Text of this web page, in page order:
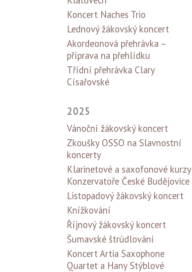
Koncert Naches Trio
Lednový žákovský koncert
Akordeonová přehrávka –
příprava na přehlídku
Třídní přehrávka Clary
Císařovské
2025
Vánoční žákovský koncert
Zkoušky OSSO na Slavnostní
koncerty
Klarinetové a saxofonové kurzy
Konzervatoře České Budějovice
Listopadový žákovský koncert
Knížkování
Říjnový žákovský koncert
Šumavské štrúdlování
Koncert Artia Saxophone
Quartet a Hany Stýblové